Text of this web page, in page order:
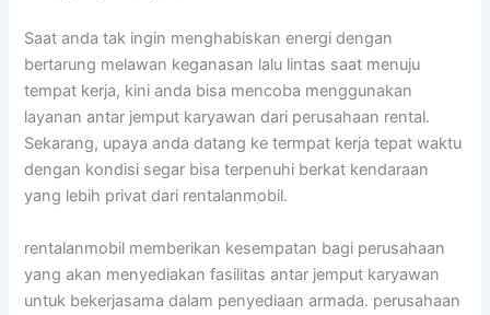
Saat anda tak ingin menghabiskan energi dengan
bertarung melawan keganasan lalu lintas saat menuju
tempat kerja, kini anda bisa mencoba menggunakan
layanan antar jemput karyawan dari perusahaan rental.
Sekarang, upaya anda datang ke termpat kerja tepat waktu
dengan kondisi segar bisa terpenuhi berkat kendaraan
yang lebih privat dari rentalanmobil.
rentalanmobil memberikan kesempatan bagi perusahaan
yang akan menyediakan fasilitas antar jemput karyawan
untuk bekerjasama dalam penyediaan armada. perusahaan